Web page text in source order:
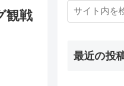
観戦
最近の投